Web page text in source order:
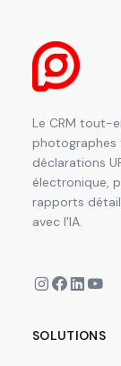
Le CRM tout-
photographes
déclarations
électronique,
rapports
avec l'IA.
SOLUTIONS